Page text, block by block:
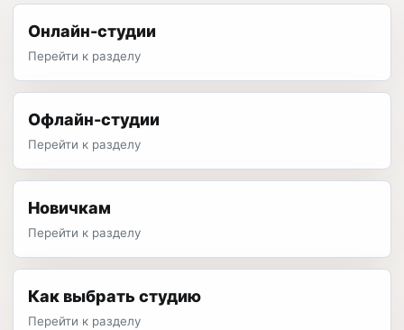
Онлайн-студии
Перейти к разделу
Офлайн-студии
Перейти к разделу
Новичкам
Перейти к разделу
Как выбрать студию
Перейти к разделу